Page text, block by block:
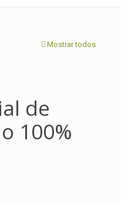
Mostrar todos
de
100%